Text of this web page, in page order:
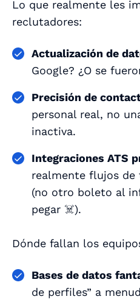
Lo que realmente les
reclutadores:
Actualización de
Google? ¿O se
Precisión de
personal real, no
inactiva.
Integraciones ATS
realmente flujos de
(no otro boleto al
pegar ☠️).
Dónde fallan los
Bases de datos
de perfiles” a